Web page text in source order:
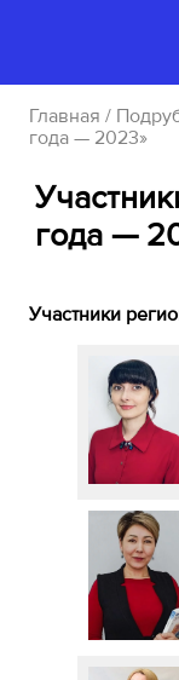
Главная /
года — 2023»
года —
Участники